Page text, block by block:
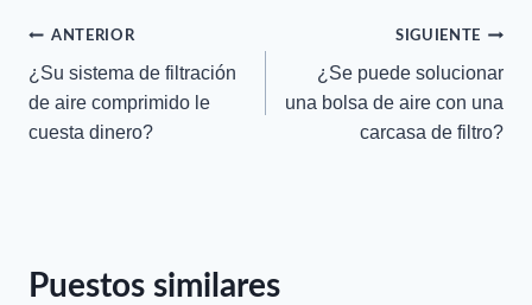
Navegación
de
entradas
ANTERIOR
¿Su sistema de filtración
de aire comprimido le
cuesta dinero?
SIGUIENTE
¿Se puede solucionar
una bolsa de aire con una
carcasa de filtro?
Puestos similares